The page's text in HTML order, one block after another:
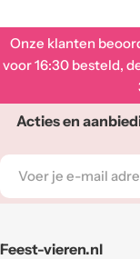
Onze klanten
voor 16:30 besteld,
Acties en
E-
mail
Feest-vieren.nl